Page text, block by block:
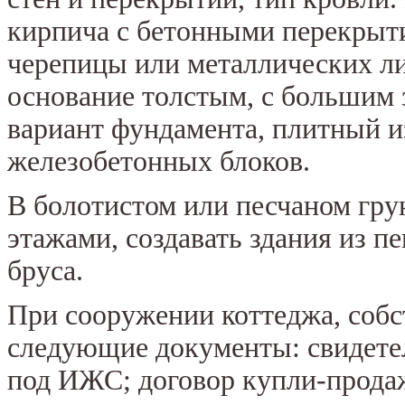
кирпича с бетонными
черепицы или металлических
основание толстым, с большим
вариант фундамента, плитный
железобетонных блоков.
В болотистом или песчаном
этажами, создавать здания из
бруса.
При сооружении коттеджа,
следующие документы:
под ИЖС; договор купли-